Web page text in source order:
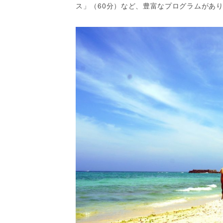
ス」（60分）など、豊富なプログラムがあ